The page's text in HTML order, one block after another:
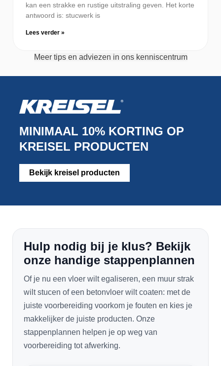
kan een strakke en rustige uitstraling geven. Het korte
antwoord is: stucwerk is
Lees verder »
Meer tips en adviezen in ons kenniscentrum
MINIMAAL 10% KORTING OP
KREISEL PRODUCTEN
Bekijk kreisel producten
Hulp nodig bij je klus? Bekijk
onze handige stappenplannen
Of je nu een vloer wilt egaliseren, een muur strak
wilt stucen of een betonvloer wilt coaten: met de
juiste voorbereiding voorkom je fouten en kies je
makkelijker de juiste producten. Onze
stappenplannen helpen je op weg van
voorbereiding tot afwerking.